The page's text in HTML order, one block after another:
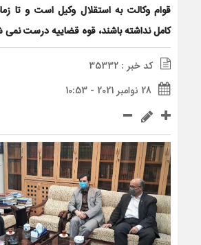
قوام وکالت به استقلال وکیل است و تا
کامل نداشته باشند، قوه قضاییه درست
کد خبر : 35332
28 نوامبر 2021 - 10:53